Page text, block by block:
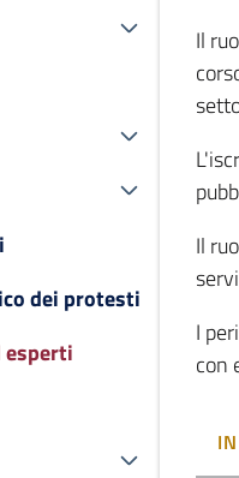
dei protesti
esperti
Il
Il
I
con